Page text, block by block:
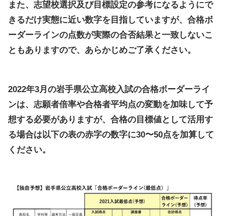
また、志望校選択及び目標設定の参考になるようにで
きるだけ実態に近い数字を目指していますが、合格ボ
ーダーラインの点数が実際の合否結果と一致しないこ
ともありますので、あらかじめご了承ください。
2022年3月の岩手県公立高校入試の合格ボーダーライ
ンは、志願者倍率や合格者平均点の変動を加味して予
想する必要がありますが、合格の目標値として活用す
る場合は以下の表の赤字の数字に30〜50点を加算して
ください。